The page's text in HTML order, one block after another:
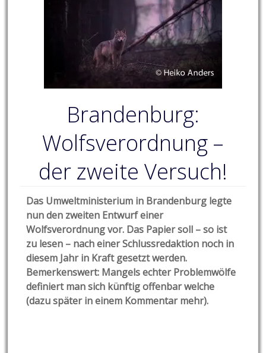
Brandenburg:
Wolfsverordnung –
der zweite Versuch!
Das Umweltministerium in Brandenburg legte
nun den zweiten Entwurf einer
Wolfsverordnung vor. Das Papier soll – so ist
zu lesen – nach einer Schlussredaktion noch in
diesem Jahr in Kraft gesetzt werden.
Bemerkenswert: Mangels echter Problemwölfe
definiert man sich künftig offenbar welche
(dazu später in einem Kommentar mehr).